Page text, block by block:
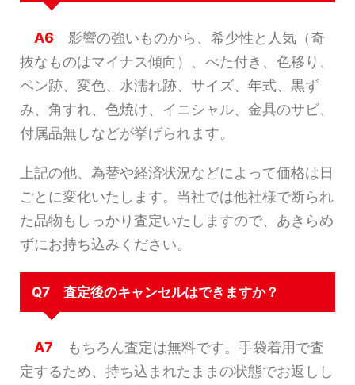
A6 影響の強いものから、希少性と人気（奇
抜なものはマイナス傾向）、べた付き、色移り、
ペン跡、変色、水濡れ跡、サイズ、年式、黒ず
み、角すれ、色焼け、イニシャル、金具のサビ、
付属品無しなどが挙げられます。
上記の他、為替や経済状況などによって価格は日
ごとに変化いたします。当社では他社様で断られ
た品物もしっかり査定いたしますので、あきらめ
ずにお持ち込みください。
Q7 査定後のキャンセルはできますか？
A7 もちろん査定は無料です。手袋着用で査
定するため、持ち込まれたままの状態でお返しし